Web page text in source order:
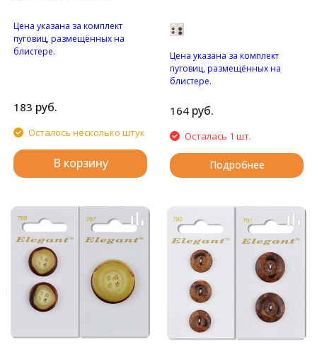
Цена указана за комплект
пуговиц, размещённых на
блистере.
183 руб.
Осталось несколько штук
В корзину
Цена указана за комплект
пуговиц, размещённых на
блистере.
отверстиями.
164 руб.
Осталась 1 шт.
Подробнее